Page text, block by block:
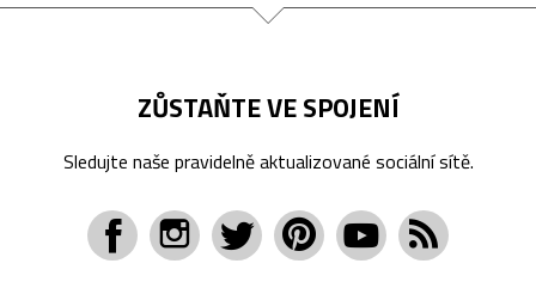
ZŮSTAŇTE VE SPOJENÍ
Sledujte naše pravidelně aktualizované sociální sítě.